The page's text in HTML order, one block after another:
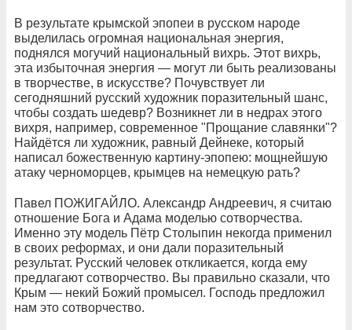
В результате крымской эпопеи в русском народе
выделилась огромная национальная энергия,
поднялся могучий национальный вихрь. Этот вихрь,
эта избыточная энергия — могут ли быть реализованы
в творчестве, в искусстве? Почувствует ли
сегодняшний русский художник поразительный шанс,
чтобы создать шедевр? Возникнет ли в недрах этого
вихря, например, современное "Прощание славянки"?
Найдётся ли художник, равный Дейнеке, который
написал божественную картину-эпопею: мощнейшую
атаку черноморцев, крымцев на немецкую рать?
Павел ПОЖИГАЙЛО. Александр Андреевич, я считаю
отношение Бога и Адама моделью сотворчества.
Именно эту модель Пётр Столыпин некогда применил
в своих реформах, и они дали поразительный
результат. Русский человек откликается, когда ему
предлагают сотворчество. Вы правильно сказали, что
Крым — некий Божий промысел. Господь предложил
нам это сотворчество.